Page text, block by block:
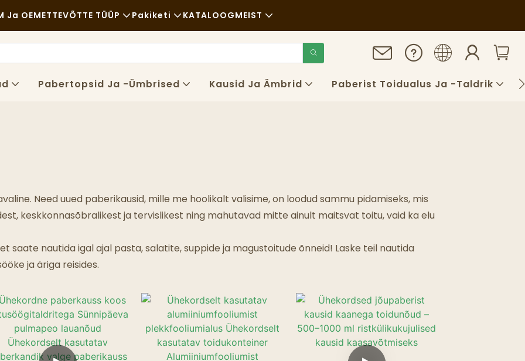
Ja OEMETTEVÕTTE TÜÜP
Pagariäri
Kummitusrestoranid
Pakiketi KATALOOGMEIST
Pabertopsid Ja -ümbrised Kausid Ja Ämbrid Paberist Toidualus Ja -taldrik
Need uued paberikausid, mille me hoolikalt valisime, on loodud sammu pidamiseks, mis
keskkonnasõbralikest ja tervislikest ning mahutavad mitte ainult maitsvat toitu, vaid ka elu
saate nautida igal ajal pasta, salatite, suppide ja magustoitude õnneid! Laske teil nautida
ja äriga reisides.